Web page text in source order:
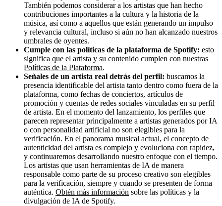
También podemos considerar a los artistas que han hecho
contribuciones importantes a la cultura y la historia de la
música, así como a aquellos que están generando un impulso
y relevancia cultural, incluso si aún no han alcanzado nuestros
umbrales de oyentes.
Cumple con las políticas de la plataforma de Spotify: esto
significa que el artista y su contenido cumplen con nuestras
Políticas de la Plataforma.
Señales de un artista real detrás del perfil: buscamos la
presencia identificable del artista tanto dentro como fuera de la
plataforma, como fechas de conciertos, artículos de
promoción y cuentas de redes sociales vinculadas en su perfil
de artista. En el momento del lanzamiento, los perfiles que
parecen representar principalmente a artistas generados por IA
o con personalidad artificial no son elegibles para la
verificación. En el panorama musical actual, el concepto de
autenticidad del artista es complejo y evoluciona con rapidez,
y continuaremos desarrollando nuestro enfoque con el tiempo.
Los artistas que usan herramientas de IA de manera
responsable como parte de su proceso creativo son elegibles
para la verificación, siempre y cuando se presenten de forma
auténtica. Obtén más información sobre las políticas y la
divulgación de IA de Spotify.